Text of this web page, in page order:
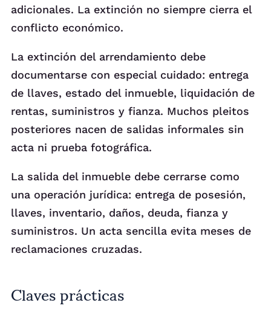
adicionales. La extinción no siempre cierra el
conflicto económico.
La extinción del arrendamiento debe
documentarse con especial cuidado: entrega
de llaves, estado del inmueble, liquidación de
rentas, suministros y fianza. Muchos pleitos
posteriores nacen de salidas informales sin
acta ni prueba fotográfica.
La salida del inmueble debe cerrarse como
una operación jurídica: entrega de posesión,
llaves, inventario, daños, deuda, fianza y
suministros. Un acta sencilla evita meses de
reclamaciones cruzadas.
Claves prácticas